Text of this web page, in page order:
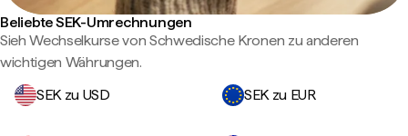
Beliebte SEK-Umrechnungen
Sieh Wechselkurse von Schwedische Kronen zu anderen
wichtigen Währungen.
SEK zu USD
SEK zu EUR